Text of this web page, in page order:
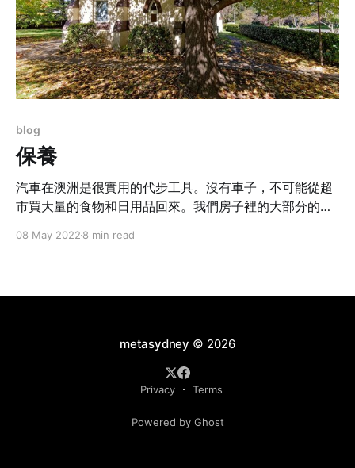
blog
保養
汽車在澳洲是很實用的代步工具。沒有車子，不可能從超
市買大量的食物和日用品回來。我們房子裡的大部分的傢
車搬回來的，真的非常實用。
08 May 2022 8 min read
metasydney © 2026
Privacy Terms
Powered by Ghost